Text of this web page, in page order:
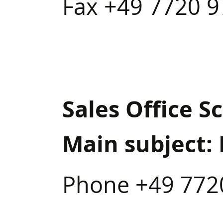
Fax +49 7720
Sales Office
Main subject:
Phone +49